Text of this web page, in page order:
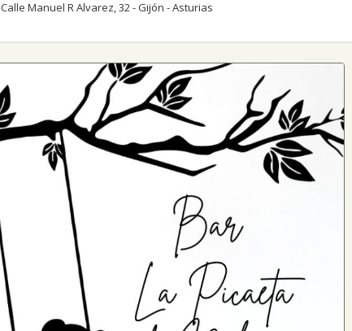
Calle Manuel R Alvarez, 32 - Gijón - Asturias